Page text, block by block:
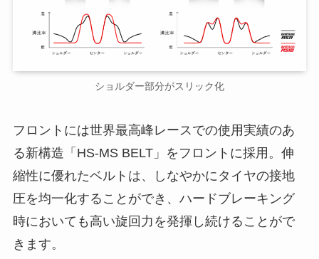
ショルダー部分がスリック化
フロントには世界最高峰レースでの使用実績のあ
る新構造「HS-MS BELT」をフロントに採用。伸
縮性に優れたベルトは、しなやかにタイヤの接地
圧を均一化することができ、ハードブレーキング
時においても高い旋回力を発揮し続けることがで
きます。